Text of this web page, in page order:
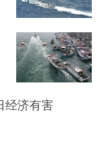
经济有害